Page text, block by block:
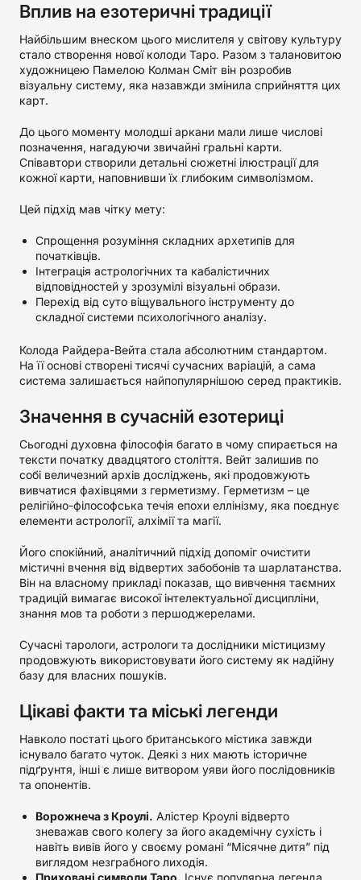
Вплив на езотеричні традиції
Найбільшим внеском цього мислителя у світову культуру
стало створення нової колоди Таро. Разом з талановитою
художницею Памелою Колман Сміт він розробив
візуальну систему, яка назавжди змінила сприйняття цих
карт.
До цього моменту молодші аркани мали лише числові
позначення, нагадуючи звичайні гральні карти.
Співавтори створили детальні сюжетні ілюстрації для
кожної карти, наповнивши їх глибоким символізмом.
Цей підхід мав чітку мету:
Спрощення розуміння складних архетипів для
початківців.
Інтеграція астрологічних та кабалістичних
відповідностей у зрозумілі візуальні образи.
Перехід від суто віщувального інструменту до
складної системи психологічного аналізу.
Колода Райдера-Вейта стала абсолютним стандартом.
На її основі створені тисячі сучасних варіацій, а сама
система залишається найпопулярнішою серед практиків.
Значення в сучасній езотериці
Сьогодні духовна філософія багато в чому спирається на
тексти початку двадцятого століття. Вейт залишив по
собі величезний архів досліджень, які продовжують
вивчатися фахівцями з герметизму. Герметизм – це
релігійно-філософська течія епохи еллінізму, яка поєднує
елементи астрології, алхімії та магії.
Його спокійний, аналітичний підхід допоміг очистити
містичні вчення від відвертих забобонів та шарлатанства.
Він на власному прикладі показав, що вивчення таємних
традицій вимагає високої інтелектуальної дисципліни,
знання мов та роботи з першоджерелами.
Сучасні тарологи, астрологи та дослідники містицизму
продовжують використовувати його систему як надійну
базу для власних пошуків.
Цікаві факти та міські легенди
Навколо постаті цього британського містика завжди
існувало багато чуток. Деякі з них мають історичне
підґрунтя, інші є лише витвором уяви його послідовників
та опонентів.
Ворожнеча з Кроулі. Алістер Кроулі відверто
зневажав свого колегу за його академічну сухість і
навіть вивів його у своєму романі “Місячне дитя” під
виглядом незграбного лиходія.
Приховані символи Таро. Існує популярна легенда,